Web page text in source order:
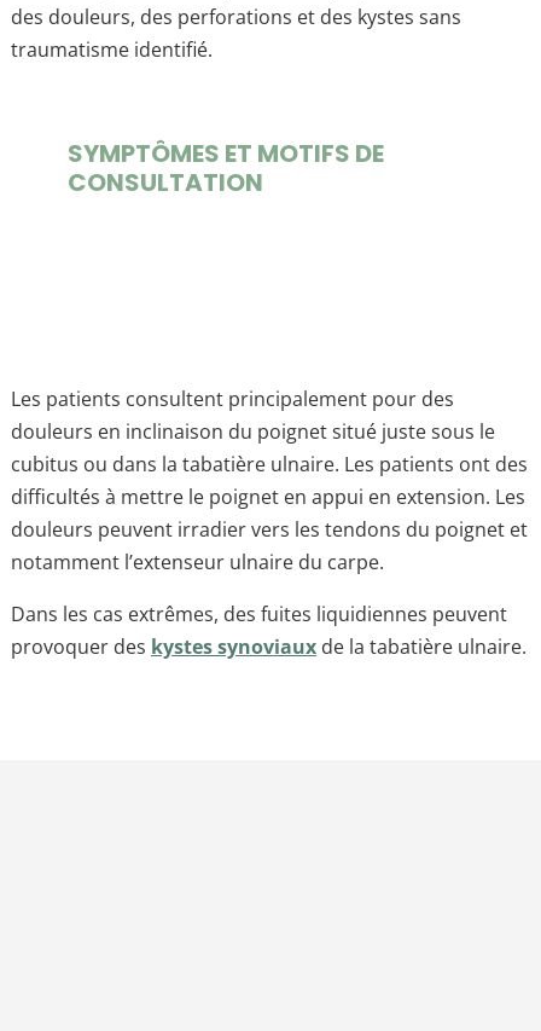
des douleurs, des perforations et des kystes sans
traumatisme identifié.
SYMPTÔMES ET MOTIFS DE
CONSULTATION
Les patients consultent principalement pour des
douleurs en inclinaison du poignet situé juste sous le
cubitus ou dans la tabatière ulnaire. Les patients ont des
difficultés à mettre le poignet en appui en extension. Les
douleurs peuvent irradier vers les tendons du poignet et
notamment l’extenseur ulnaire du carpe.
Dans les cas extrêmes, des fuites liquidiennes peuvent
provoquer des kystes synoviauxde la tabatière ulnaire.